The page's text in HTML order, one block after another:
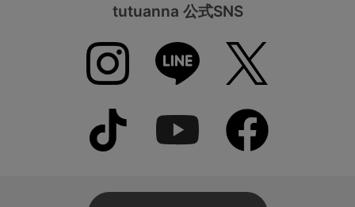
tutuanna 公式SNS